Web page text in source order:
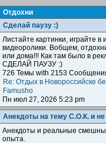
Отдохни
Сделай паузу :)
Листайте картинки, играйте в
видеоролики. Вобщем,
или дома!!! Как там было в
СДЕЛАЙ ПАУЗУ :)
726 Темы with 2153
Re: Отдых в Новороссийске
Famusho
Пн июл 27, 2026 5:23 pm
Анекдоты на тему С.О.К. и не
Анекдоты и реальные
опыта.